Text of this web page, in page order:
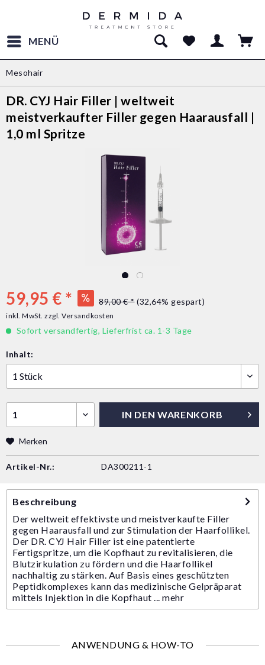
MENÜ
Mesohair
DR. CYJ Hair Filler | weltweit
meistverkaufter Filler gegen Haarausfall |
1,0 ml Spritze
59,95 € * 89,00 € * (32,64% gespart)
inkl. MwSt. zzgl. Versandkosten
Sofort versandfertig, Lieferfrist ca. 1-3 Tage
Inhalt:
IN DEN WARENKORB
Merken
Artikel-Nr.: DA300211-1
Beschreibung
Der weltweit effektivste und meistverkaufte Filler
gegen Haarausfall und zur Stimulation der Haarfollikel.
Der DR. CYJ Hair Filler ist eine patentierte
Fertigspritze, um die Kopfhaut zu revitalisieren, die
Blutzirkulation zu fördern und die Haarfollikel
nachhaltig zu stärken. Auf Basis eines geschützten
Peptidkomplexes kann das medizinische Gelpräparat
mittels Injektion in die Kopfhaut ... mehr
ANWENDUNG & HOW-TO